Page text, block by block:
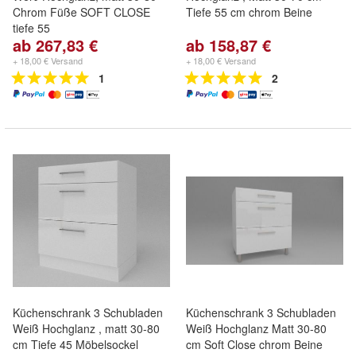
Chrom Füße SOFT CLOSE
tiefe 55
ab 267,83 €
+ 18,00 € Versand
1
Tiefe 55 cm chrom Beine
ab 158,87 €
+ 18,00 € Versand
2
Küchenschrank 3 Schubladen
Weiß Hochglanz , matt 30-80
cm Tiefe 45 Möbelsockel
Küchenschrank 3 Schubladen
Weiß Hochglanz Matt 30-80
cm Soft Close chrom Beine